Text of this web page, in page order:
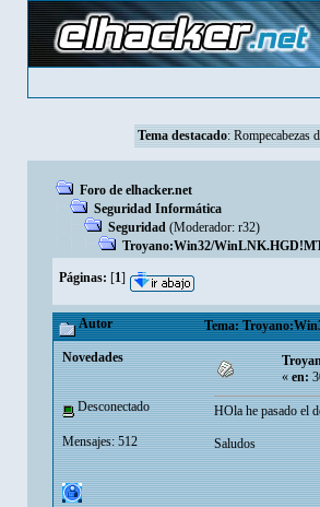
Tema destacado: Rompecabezas
Foro de elhacker.net
Seguridad Informática
Seguridad (Moderador: r32)
Troyano:Win32/
Páginas: [1]
Autor Tema:
Novedades
Desconectado
Mensajes: 512
«en:
HOla he pasado el
Saludos